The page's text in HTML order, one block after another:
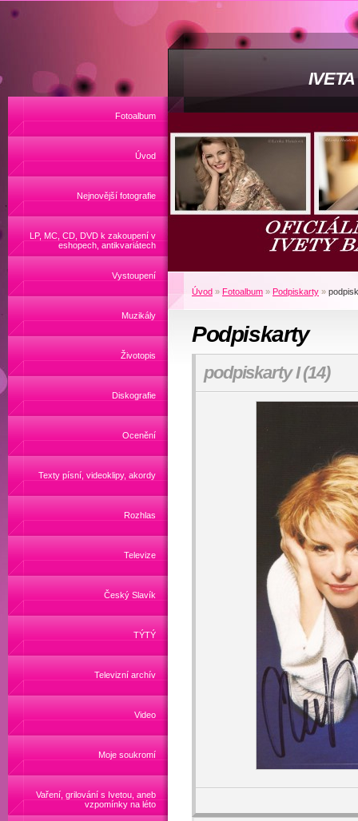
Fotoalbum
Úvod
Nejnovější fotografie
LP, MC, CD, DVD k zakoupení v
eshopech, antikvariátech
Vystoupení
Muzikály
Životopis
Diskografie
Ocenění
Texty písní, videoklipy, akordy
Rozhlas
Televize
Český Slavík
TÝTÝ
Televizní archív
Video
Moje soukromí
Vaření, grilování s Ivetou, aneb
vzpomínky na léto
Úvod » Fotoalbum » Podpiskarty »
Podpiskarty
podpiskarty I (14)